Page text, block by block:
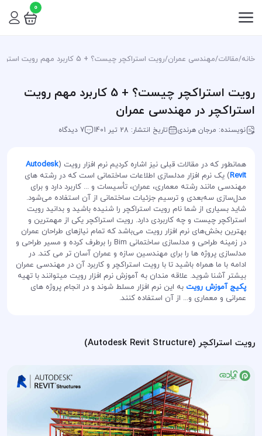
0
خانه/مقالات/مهندسی عمران/رویت استراکچر چیست؟ + 5 کاربرد مهم رویت استراکچر در مهندسی عمران
رویت استراکچر چیست؟ + 5 کاربرد مهم رویت
استراکچر در مهندسی عمران
نویسنده: مرجان هرندی تاریخ انتشار: 28 تیر 1401 7 دیدگاه
همانطور که در مقالات قبلی نیز اشاره کردیم نرم افزار رویت (Autodesk
Revit) یک نرم افزار مدلسازی اطلاعات ساختمانی است که در رشته های
مهندسی مانند رشته معماری، عمران، تأسیسات و ... کاربرد دارد و برای
مدل‌سازی سه‌بعدی و ترسیم جزئیات ساختمانی از آن استفاده می‌شود.
شاید بسیاری از شما نام رویت استراکچر را شنیده باشید و بدانید رویت
استراکچر چیست و چه کاربردی دارد. رویت استراکچر یکی از مهمترین و
بهترین بخش‌های نرم افزار رویت می‌باشد که تمام نیازهای طراحان عمران
در زمینه طراحی و مدلسازی ساختمانی Bim را برطرف کرده و مسیر طراحی و
مدلسازی پروژه ها را برای مهندسین سازه و عمران آسان تر می کند. در
ادامه با ما همراه باشید تا با رویت استراکچر و کاربرد آن در مهندسی عمران
بیشتر آشنا شوید. علاقه مندان به آموزش نرم افزار رویت میتوانند با تهیه
پکیج آموزش رویتبه این نرم افزار مسلط شوند و در انجام پروژه های
عمرانی و معماری و... از آن استفاده کنند.
رویت استراکچر (Autodesk Revit Structure)